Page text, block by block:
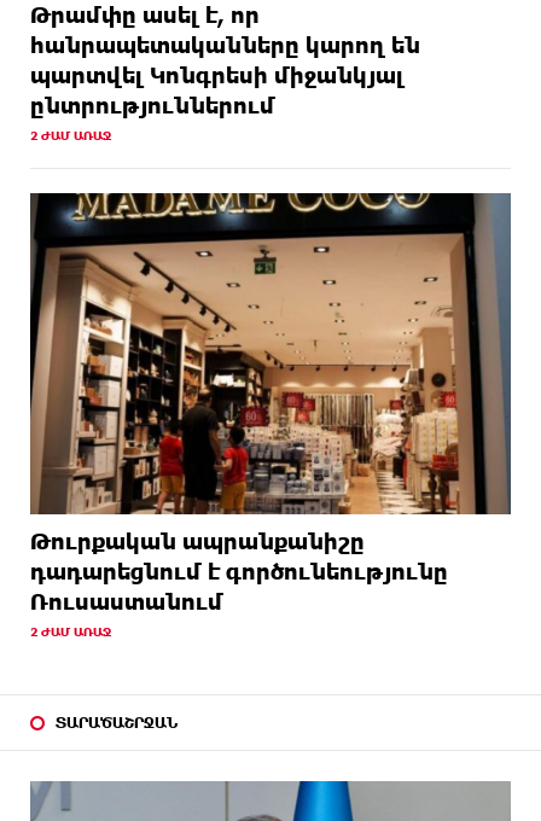
Թրամփը ասել է, որ
հանրապետականները կարող են
պարտվել Կոնգրեսի միջանկյալ
ընտրություններում
2 ԺԱՄ ԱՌԱՋ
Թուրքական ապրանքանիշը
դադարեցնում է գործունեությունը
Ռուսաստանում
2 ԺԱՄ ԱՌԱՋ
ՏԱՐԱԾԱՇՐՋԱՆ